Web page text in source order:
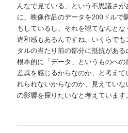
んなで見ている」という不思議さ
に、映像作品のデータを200ドルで
もしているし、それを観てなんとな
違和感もあるんですね。いくらで
タルの当たり前の部分に抵抗があ
根本的に「データ」というものへの
差異を感じるからなのか、と考え
れられないからなのか、見えてい
の影響を探りたいなと考えています。